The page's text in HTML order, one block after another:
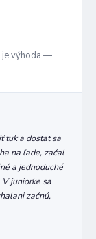
je výhoda —
tuk a dostať sa
na ľade, začal
a jednoduché
juniorke sa
začnú,